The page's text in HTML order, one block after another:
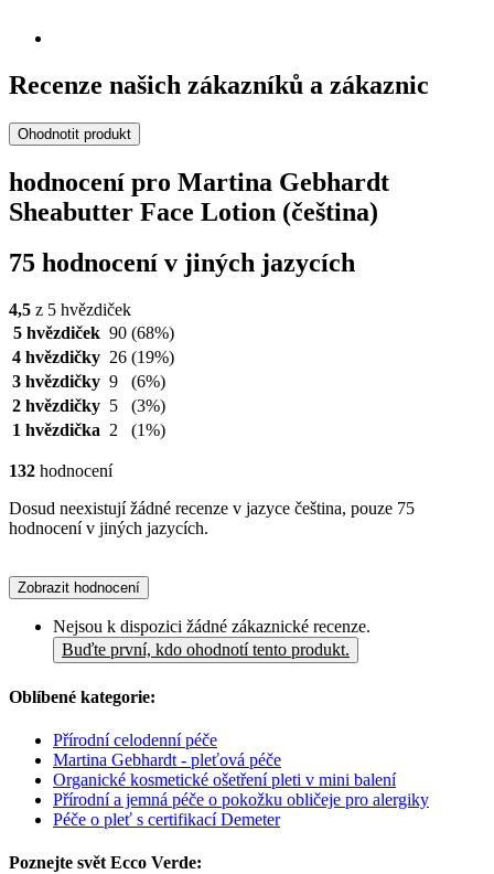
Recenze našich zákazníků a zákaznic
Ohodnotit produkt
hodnocení pro Martina Gebhardt
Sheabutter Face Lotion (čeština)
75 hodnocení v jiných jazycích
4,5 z 5 hvězdiček
5 hvězdiček 90 (68%)
4 hvězdičky 26 (19%)
3 hvězdičky 9
(6%)
2 hvězdičky 5
(3%)
1 hvězdička 2 (1%)
132 hodnocení
Dosud neexistují žádné recenze v jazyce čeština, pouze 75
hodnocení v jiných jazycích.
Zobrazit hodnocení
Nejsou k dispozici žádné zákaznické recenze.
Buďte první, kdo ohodnotí tento produkt.
Oblíbené kategorie:
Přírodní celodenní péče
Martina Gebhardt - pleťová péče
Organické kosmetické ošetření pleti v mini balení
Přírodní a jemná péče o pokožku obličeje pro alergiky
Péče o pleť s certifikací Demeter
Poznejte svět Ecco Verde: